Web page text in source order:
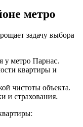
метро
задачу выбора
у метро Парнас.
квартиры и
чистоты объекта.
и страхования.